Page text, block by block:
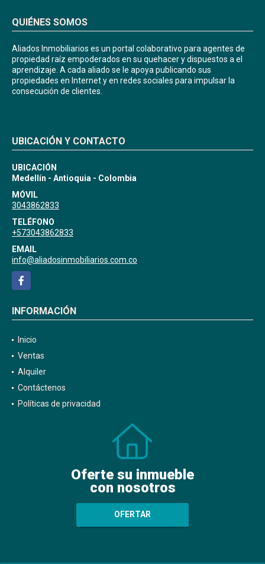
QUIÉNES SOMOS
Aliados Inmobiliarios es un portal colaborativo para agentes de
propiedad raíz empoderados en su quehacer y dispuestos a el
aprendizaje. A cada aliado se le apoya publicando sus
propiedades en Internet y en redes sociales para impulsar la
consecución de clientes.
UBICACIÓN Y CONTACTO
UBICACIÓN
Medellín - Antioquia - Colombia
MÓVIL
3043862833
TELÉFONO
+573043862833
EMAIL
info@aliadosinmobiliarios.com.co
Facebook
INFORMACIÓN
Inicio
Ventas
Alquiler
Contáctenos
Políticas de privacidad
Oferte su inmueble
con nosotros
OFERTAR